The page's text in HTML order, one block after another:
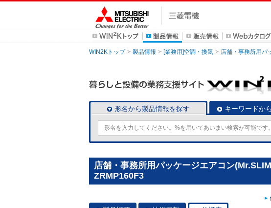
WIN2Kトップ 製品情報 [業務用]空調・換気 店舗・事務所用パ
形名から製品情報を探す キーワードか
店舗・事務所用パッケージエアコン
ZRMP160F3